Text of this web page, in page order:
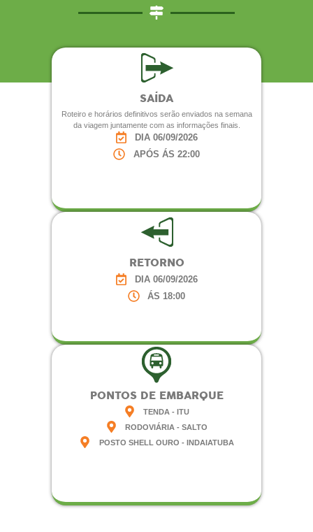
SAÍDA
Roteiro e horários definitivos serão enviados na semana
da viagem juntamente com as informações finais.
DIA 06/09/2026
APÓS ÁS 22:00
RETORNO
DIA 06/09/2026
ÁS 18:00
PONTOS DE EMBARQUE
TENDA - ITU
RODOVIÁRIA - SALTO
POSTO SHELL OURO - INDAIATUBA